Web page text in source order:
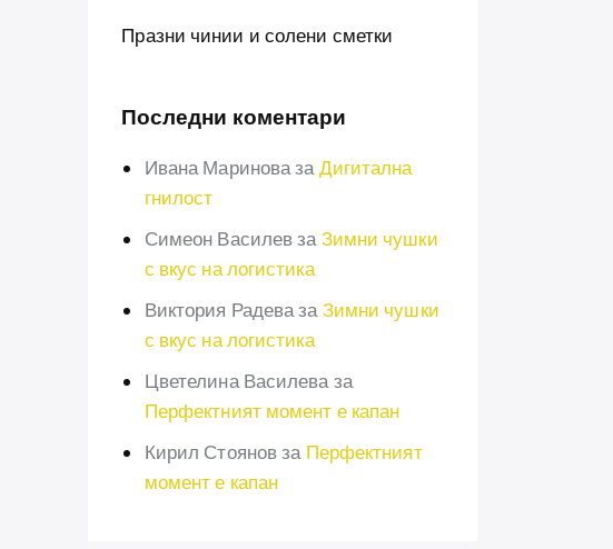
Празни чинии и солени сметки
Последни коментари
Ивана Мариноваза Дигитална
гнилост
Симеон Василевза Зимни чушки
с вкус на логистика
Виктория Радеваза Зимни чушки
с вкус на логистика
Цветелина Василева за
Перфектният момент е капан
Кирил Стояновза Перфектният
момент е капан